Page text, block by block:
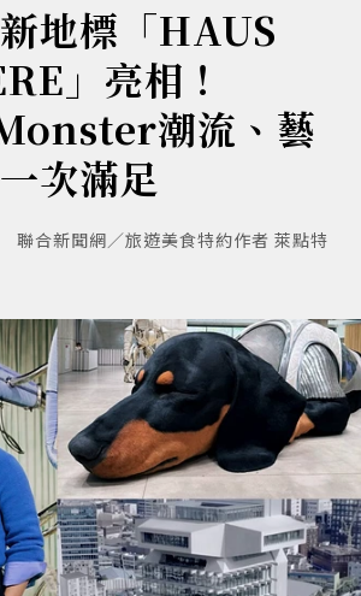
地標「HAUS
」亮相！
潮流、藝
次滿足
聯合新聞網／旅遊美食特約作者 萊點特